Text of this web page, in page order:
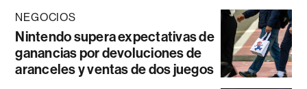
NEGOCIOS
Nintendo supera expectativas de
ganancias por devoluciones de
aranceles y ventas de dos juegos